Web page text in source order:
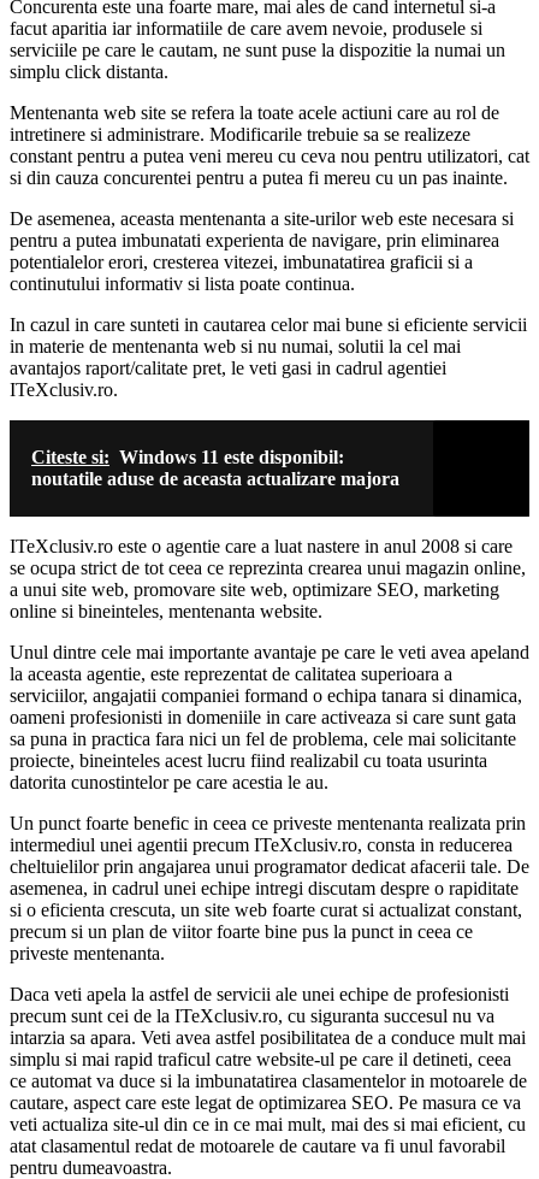
Concurenta este una foarte mare, mai ales de cand internetul si-a
facut aparitia iar informatiile de care avem nevoie, produsele si
serviciile pe care le cautam, ne sunt puse la dispozitie la numai un
simplu click distanta.
Mentenanta web site se refera la toate acele actiuni care au rol de
intretinere si administrare. Modificarile trebuie sa se realizeze
constant pentru a putea veni mereu cu ceva nou pentru utilizatori, cat
si din cauza concurentei pentru a putea fi mereu cu un pas inainte.
De asemenea, aceasta mentenanta a site-urilor web este necesara si
pentru a putea imbunatati experienta de navigare, prin eliminarea
potentialelor erori, cresterea vitezei, imbunatatirea graficii si a
continutului informativ si lista poate continua.
In cazul in care sunteti in cautarea celor mai bune si eficiente servicii
in materie de mentenanta web si nu numai, solutii la cel mai
avantajos raport/calitate pret, le veti gasi in cadrul agentiei
ITeXclusiv.ro.
Citeste si: Windows 11 este disponibil:
noutatile aduse de aceasta actualizare majora
ITeXclusiv.ro este o agentie care a luat nastere in anul 2008 si care
se ocupa strict de tot ceea ce reprezinta crearea unui magazin online,
a unui site web, promovare site web, optimizare SEO, marketing
online si bineinteles, mentenanta website.
Unul dintre cele mai importante avantaje pe care le veti avea apeland
la aceasta agentie, este reprezentat de calitatea superioara a
serviciilor, angajatii companiei formand o echipa tanara si dinamica,
oameni profesionisti in domeniile in care activeaza si care sunt gata
sa puna in practica fara nici un fel de problema, cele mai solicitante
proiecte, bineinteles acest lucru fiind realizabil cu toata usurinta
datorita cunostintelor pe care acestia le au.
Un punct foarte benefic in ceea ce priveste mentenanta realizata prin
intermediul unei agentii precum ITeXclusiv.ro, consta in reducerea
cheltuielilor prin angajarea unui programator dedicat afacerii tale. De
asemenea, in cadrul unei echipe intregi discutam despre o rapiditate
si o eficienta crescuta, un site web foarte curat si actualizat constant,
precum si un plan de viitor foarte bine pus la punct in ceea ce
priveste mentenanta.
Daca veti apela la astfel de servicii ale unei echipe de profesionisti
precum sunt cei de la ITeXclusiv.ro, cu siguranta succesul nu va
intarzia sa apara. Veti avea astfel posibilitatea de a conduce mult mai
simplu si mai rapid traficul catre website-ul pe care il detineti, ceea
ce automat va duce si la imbunatatirea clasamentelor in motoarele de
cautare, aspect care este legat de optimizarea SEO. Pe masura ce va
veti actualiza site-ul din ce in ce mai mult, mai des si mai eficient, cu
atat clasamentul redat de motoarele de cautare va fi unul favorabil
pentru dumeavoastra.